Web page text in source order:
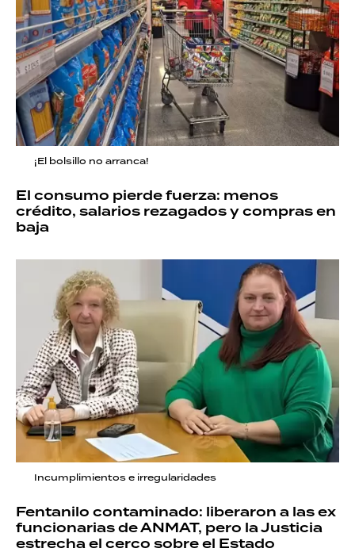
¡El bolsillo no arranca!
El consumo pierde fuerza: menos
crédito, salarios rezagados y compras en
baja
Incumplimientos e irregularidades
Fentanilo contaminado: liberaron a las ex
funcionarias de ANMAT, pero la Justicia
estrecha el cerco sobre el Estado